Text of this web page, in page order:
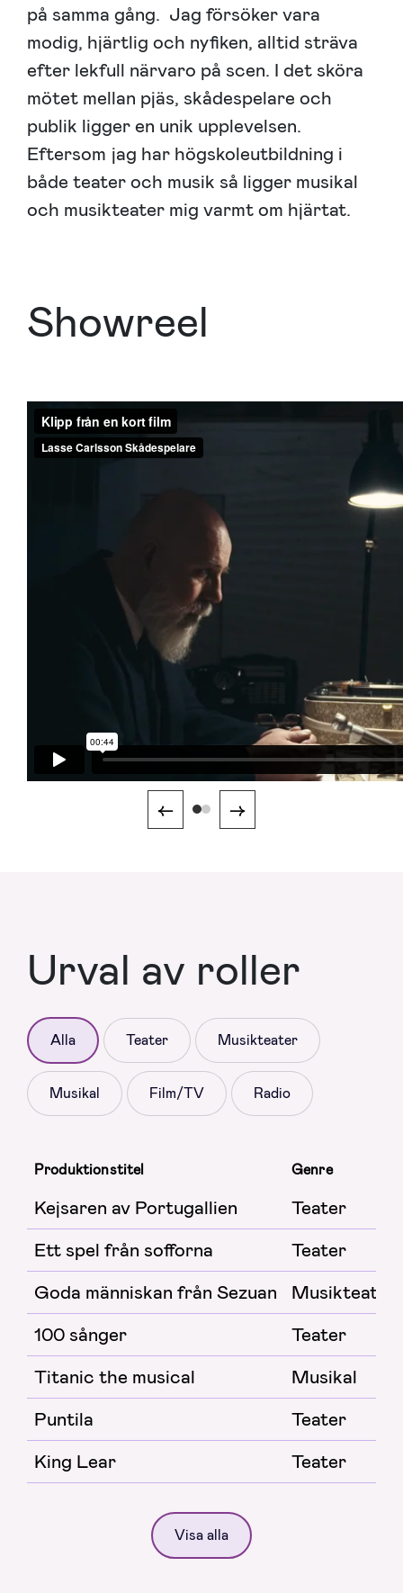
på samma gång. Jag försöker vara
modig, hjärtlig och nyfiken, alltid sträva
efter lekfull närvaro på scen. I det sköra
mötet mellan pjäs, skådespelare och
publik ligger en unik upplevelsen.
Eftersom jag har högskoleutbildning i
både teater och musik så ligger musikal
och musikteater mig varmt om hjärtat.
Showreel
← →
Urval av roller
Alla Teater Musikteater
Musikal Film/TV Radio
Produktionstitel Genre
Kejsaren av Portugallien
Teater
Ett spel från sofforna
Teater
Goda människan från Sezuan
Musikteater
100 sånger
Teater
Titanic the musical
Musikal
Puntila
Teater
King Lear
Teater
Visa alla